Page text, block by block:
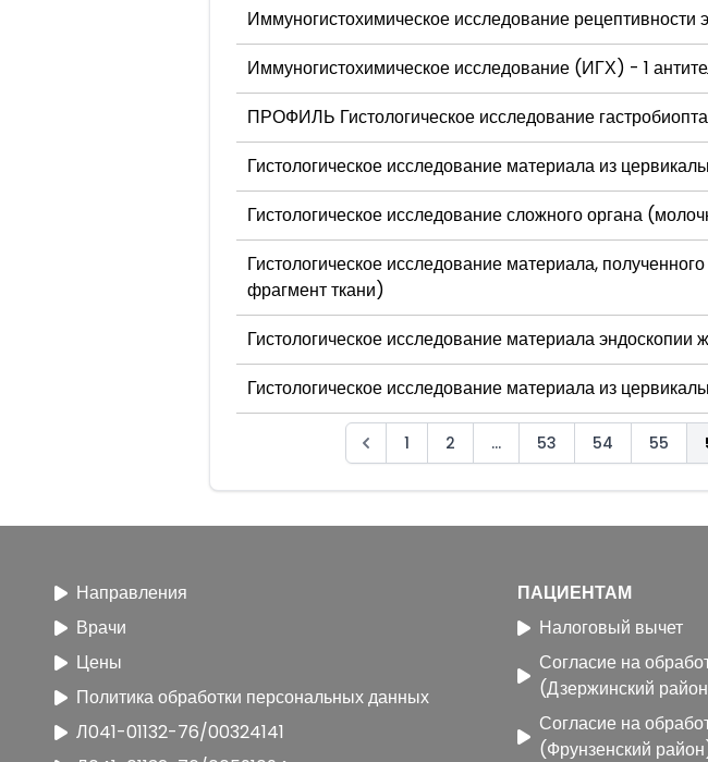
Иммуногистохимическое исследование
Иммуногистохимическое исследование (ИГХ) - 1
ПРОФИЛЬ Гистологическое исследование
Гистологическое исследование материала из
Гистологическое исследование сложного органа
Гистологическое исследование материала,
фрагмент ткани)
Гистологическое исследование материала
Гистологическое исследование материала из
1 2 ... 53 54 55
Направления
Врачи
Цены
Политика обработки персональных данных
Л041-01132-76/00324141
ПАЦИЕНТАМ
Налоговый вычет
Согласие на
(Дзержинский
Согласие на
(Фрунзенский